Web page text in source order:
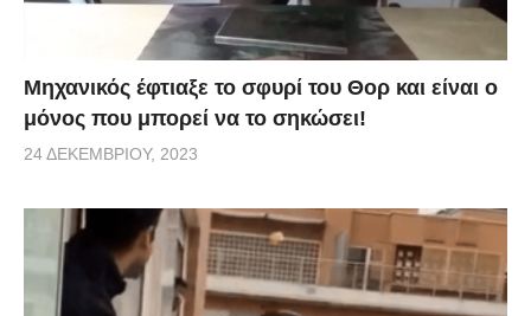
Μηχανικός έφτιαξε το σφυρί του Θορ και είναι ο
μόνος που μπορεί να το σηκώσει!
24 ΔΕΚΕΜΒΡΊΟΥ, 2023